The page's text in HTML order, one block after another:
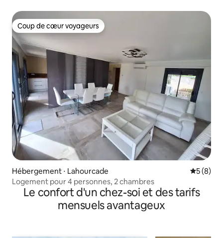
Coup de cœur voyageurs
Coup de cœur voyageurs
Hébergement ⋅ Lahourcade
5 (8)
Logement pour 4 personnes, 2 chambres
Le confort d'un chez-soi et des tarifs
mensuels avantageux